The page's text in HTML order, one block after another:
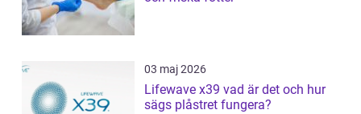
03 maj 2026
Lifewave x39 vad är det och hur
sägs plåstret fungera?